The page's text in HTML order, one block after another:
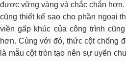
được vững vàng và chắc chắn
cũng thiết kế sao cho phần ngoại
viền gấp khúc của công trình
hơn. Cùng với đó, thức cột chống
là mẫu cột tròn tạo nên sự uyển